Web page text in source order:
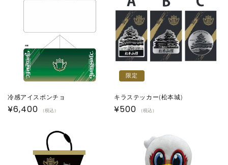
冷感アイスポンチョ
通
¥6,400 （税込）
限定
キラステッカー(松本城)
通
¥500 （税込）